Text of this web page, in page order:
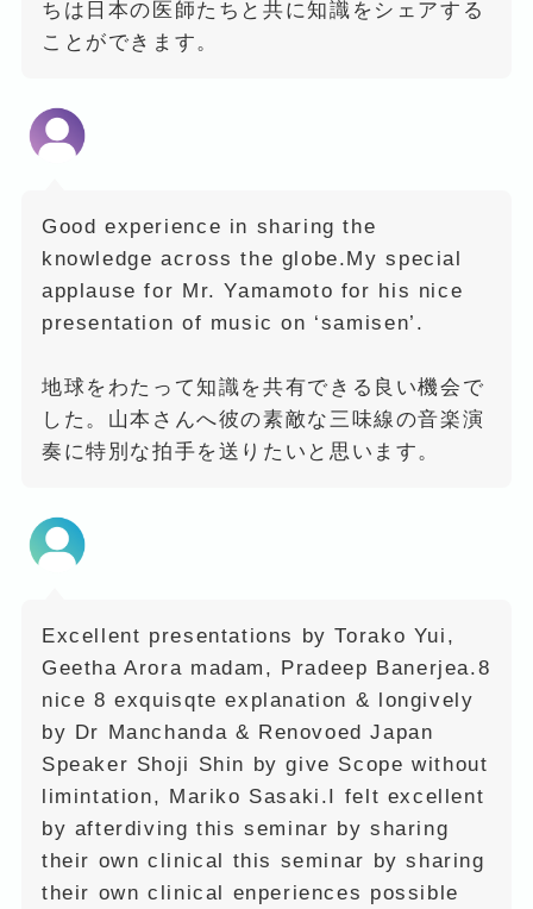
ちは日本の医師たちと共に知識をシェアする
ことができます。
Good experience in sharing the
knowledge across the globe.My special
applause for Mr. Yamamoto for his nice
presentation of music on ‘samisen’.
地球をわたって知識を共有できる良い機会で
した。山本さんへ彼の素敵な三味線の音楽演
奏に特別な拍手を送りたいと思います。
Excellent presentations by Torako Yui,
Geetha Arora madam, Pradeep Banerjea.8
nice 8 exquisqte explanation & longively
by Dr Manchanda & Renovoed Japan
Speaker Shoji Shin by give Scope without
limintation, Mariko Sasaki.I felt excellent
by afterdiving this seminar by sharing
their own clinical this seminar by sharing
their own clinical enperiences possible